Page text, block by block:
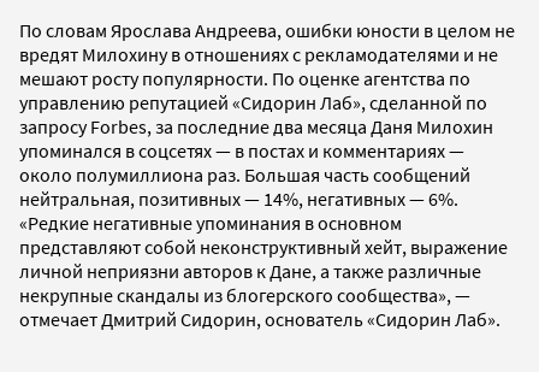
По словам Ярослава Андреева, ошибки юности в целом не
вредят Милохину в отношениях с рекламодателями и не
мешают росту популярности. По оценке агентства по
управлению репутацией «Сидорин Лаб», сделанной по
запросу Forbes, за последние два месяца Даня Милохин
упоминался в соцсетях — в постах и комментариях —
около полумиллиона раз. Большая часть сообщений
нейтральная, позитивных — 14%, негативных — 6%.
«Редкие негативные упоминания в основном
представляют собой неконструктивный хейт, выражение
личной неприязни авторов к Дане, а также различные
некрупные скандалы из блогерского сообщества», —
отмечает Дмитрий Сидорин, основатель «Сидорин Лаб».